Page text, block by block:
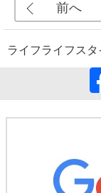
前へ
ライフライフスタ